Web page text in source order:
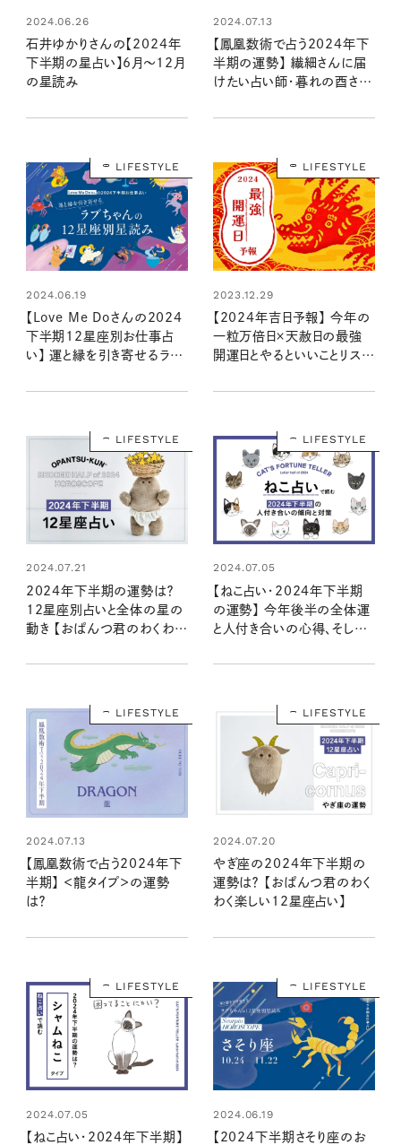
2024.06.26
石井ゆかりさんの【2024年
下半期の星占い】6月～12月
の星読み
2024.07.13
【鳳凰数術で占う2024年下
半期の運勢】 繊細さんに届
けたい占い師・暮れの酉さん
LIFESTYLE
2024.06.19
【Love Me Doさんの2024
下半期12星座別お仕事占
い】 運と縁を引き寄せるラブ
LIFESTYLE
2023.12.29
【2024年吉日予報】 今年の
一粒万倍日×天赦日の最強
開運日とやるといいことリスト
LIFESTYLE
2024.07.21
2024年下半期の運勢は？
12星座別占いと全体の星の
動き 【おぱんつ君のわくわく
LIFESTYLE
2024.07.05
【ねこ占い・2024年下半期
の運勢】 今年後半の全体運
と人付き合いの心得、そして
LIFESTYLE
2024.07.13
【鳳凰数術で占う2024年下
半期】 ＜龍タイプ＞の運勢
は？
LIFESTYLE
2024.07.20
やぎ座の2024年下半期の
運勢は？ 【おぱんつ君のわく
わく楽しい12星座占い】
LIFESTYLE
2024.07.05
【ねこ占い・2024年下半期】
LIFESTYLE
2024.06.19
【2024下半期さそり座のお